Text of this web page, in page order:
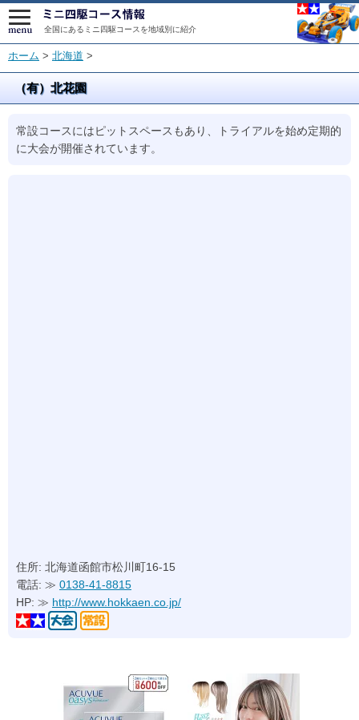
全国にあるミニ四駆コースを地域別に紹介
ホーム > 北海道 >
（有）北花園
常設コースにはピットスペースもあり、トライアルを始め定期的
に大会が開催されています。
住所: 北海道函館市松川町16-15
電話: ≫ 0138-41-8815
HP: ≫ http://www.hokkaen.co.jp/